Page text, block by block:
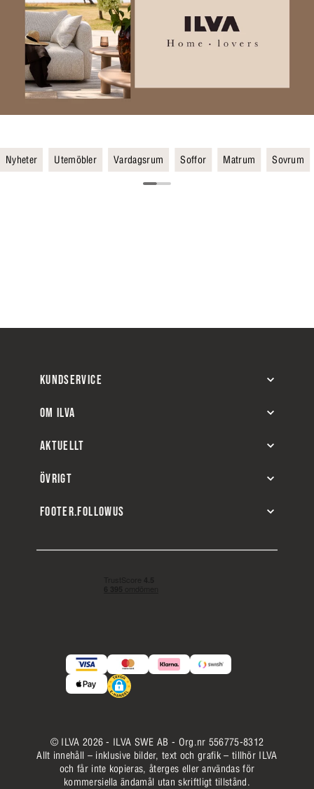
Nyheter Utemöbler Vardagsrum Soffor Matrum Sovrum
KUNDSERVICE
OM ILVA
AKTUELLT
ÖVRIGT
FOOTER.FOLLOWUS
© ILVA 2026 - ILVA SWE AB - Org.nr 556775-8312
Allt innehåll – inklusive bilder, text och grafik – tillhör ILVA
och får inte kopieras, återges eller användas för
kommersiella ändamål utan skriftligt tillstånd.